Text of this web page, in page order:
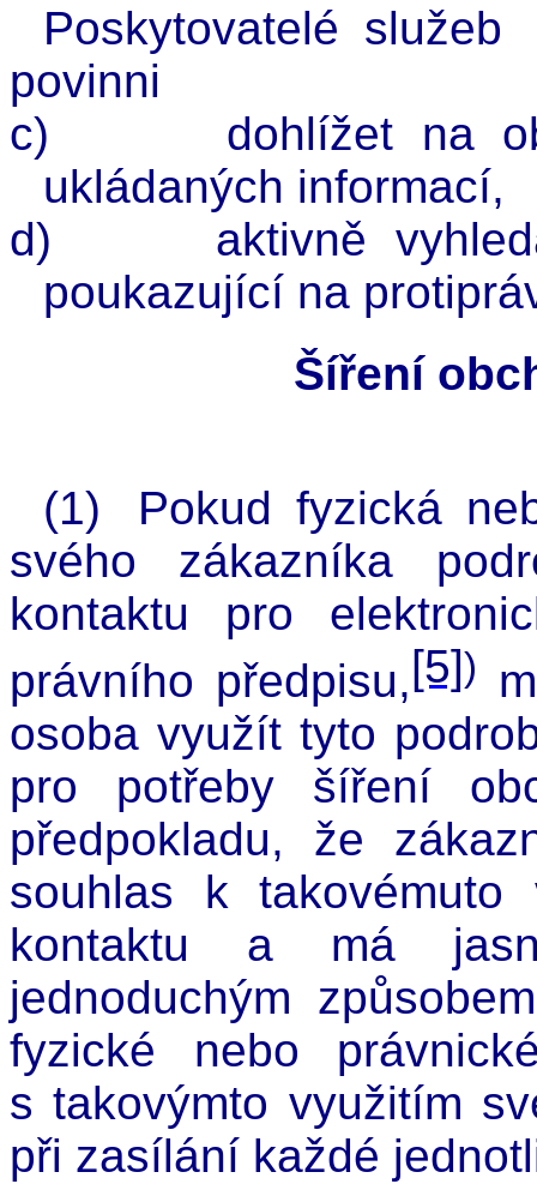
Poskytovatelé služeb
povinni
c)
dohlížet na
ukládaných informací,
d)
aktivně
poukazující na
Šíření
(1)
Pokud fyzická
svého zákazníka
kontaktu pro
právního předpisu,[5])
osoba využít tyto
pro potřeby šíření
předpokladu, že
souhlas k takovémuto
kontaktu a má
jednoduchým
fyzické nebo
s takovýmto využitím
při zasílání každé